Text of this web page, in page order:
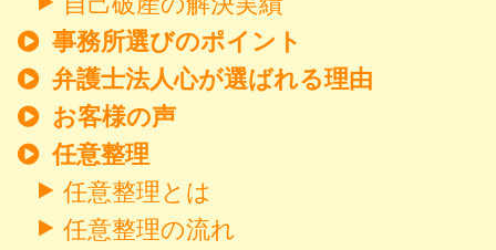
事務所選びのポイント
弁護士法人心が選ばれる理由
お客様の声
任意整理
任意整理とは
任意整理の流れ